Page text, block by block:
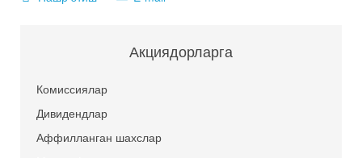
Акциядорларга
Комиссиялар
Дивидендлар
Аффилланган шахслар